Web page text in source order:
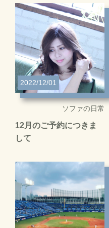
2022/12/01
ソファの日常
12月のご予約につきま
して